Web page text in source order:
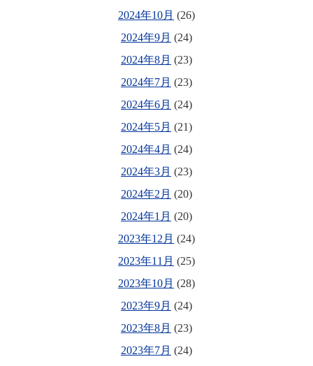
2024年10月 (26)
2024年9月 (24)
2024年8月 (23)
2024年7月 (23)
2024年6月 (24)
2024年5月 (21)
2024年4月 (24)
2024年3月 (23)
2024年2月 (20)
2024年1月 (20)
2023年12月 (24)
2023年11月 (25)
2023年10月 (28)
2023年9月 (24)
2023年8月 (23)
2023年7月 (24)